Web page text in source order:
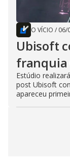
O VÍCIO / 06/
Ubisoft
franquia
Estúdio
post Ubisoft
apareceu